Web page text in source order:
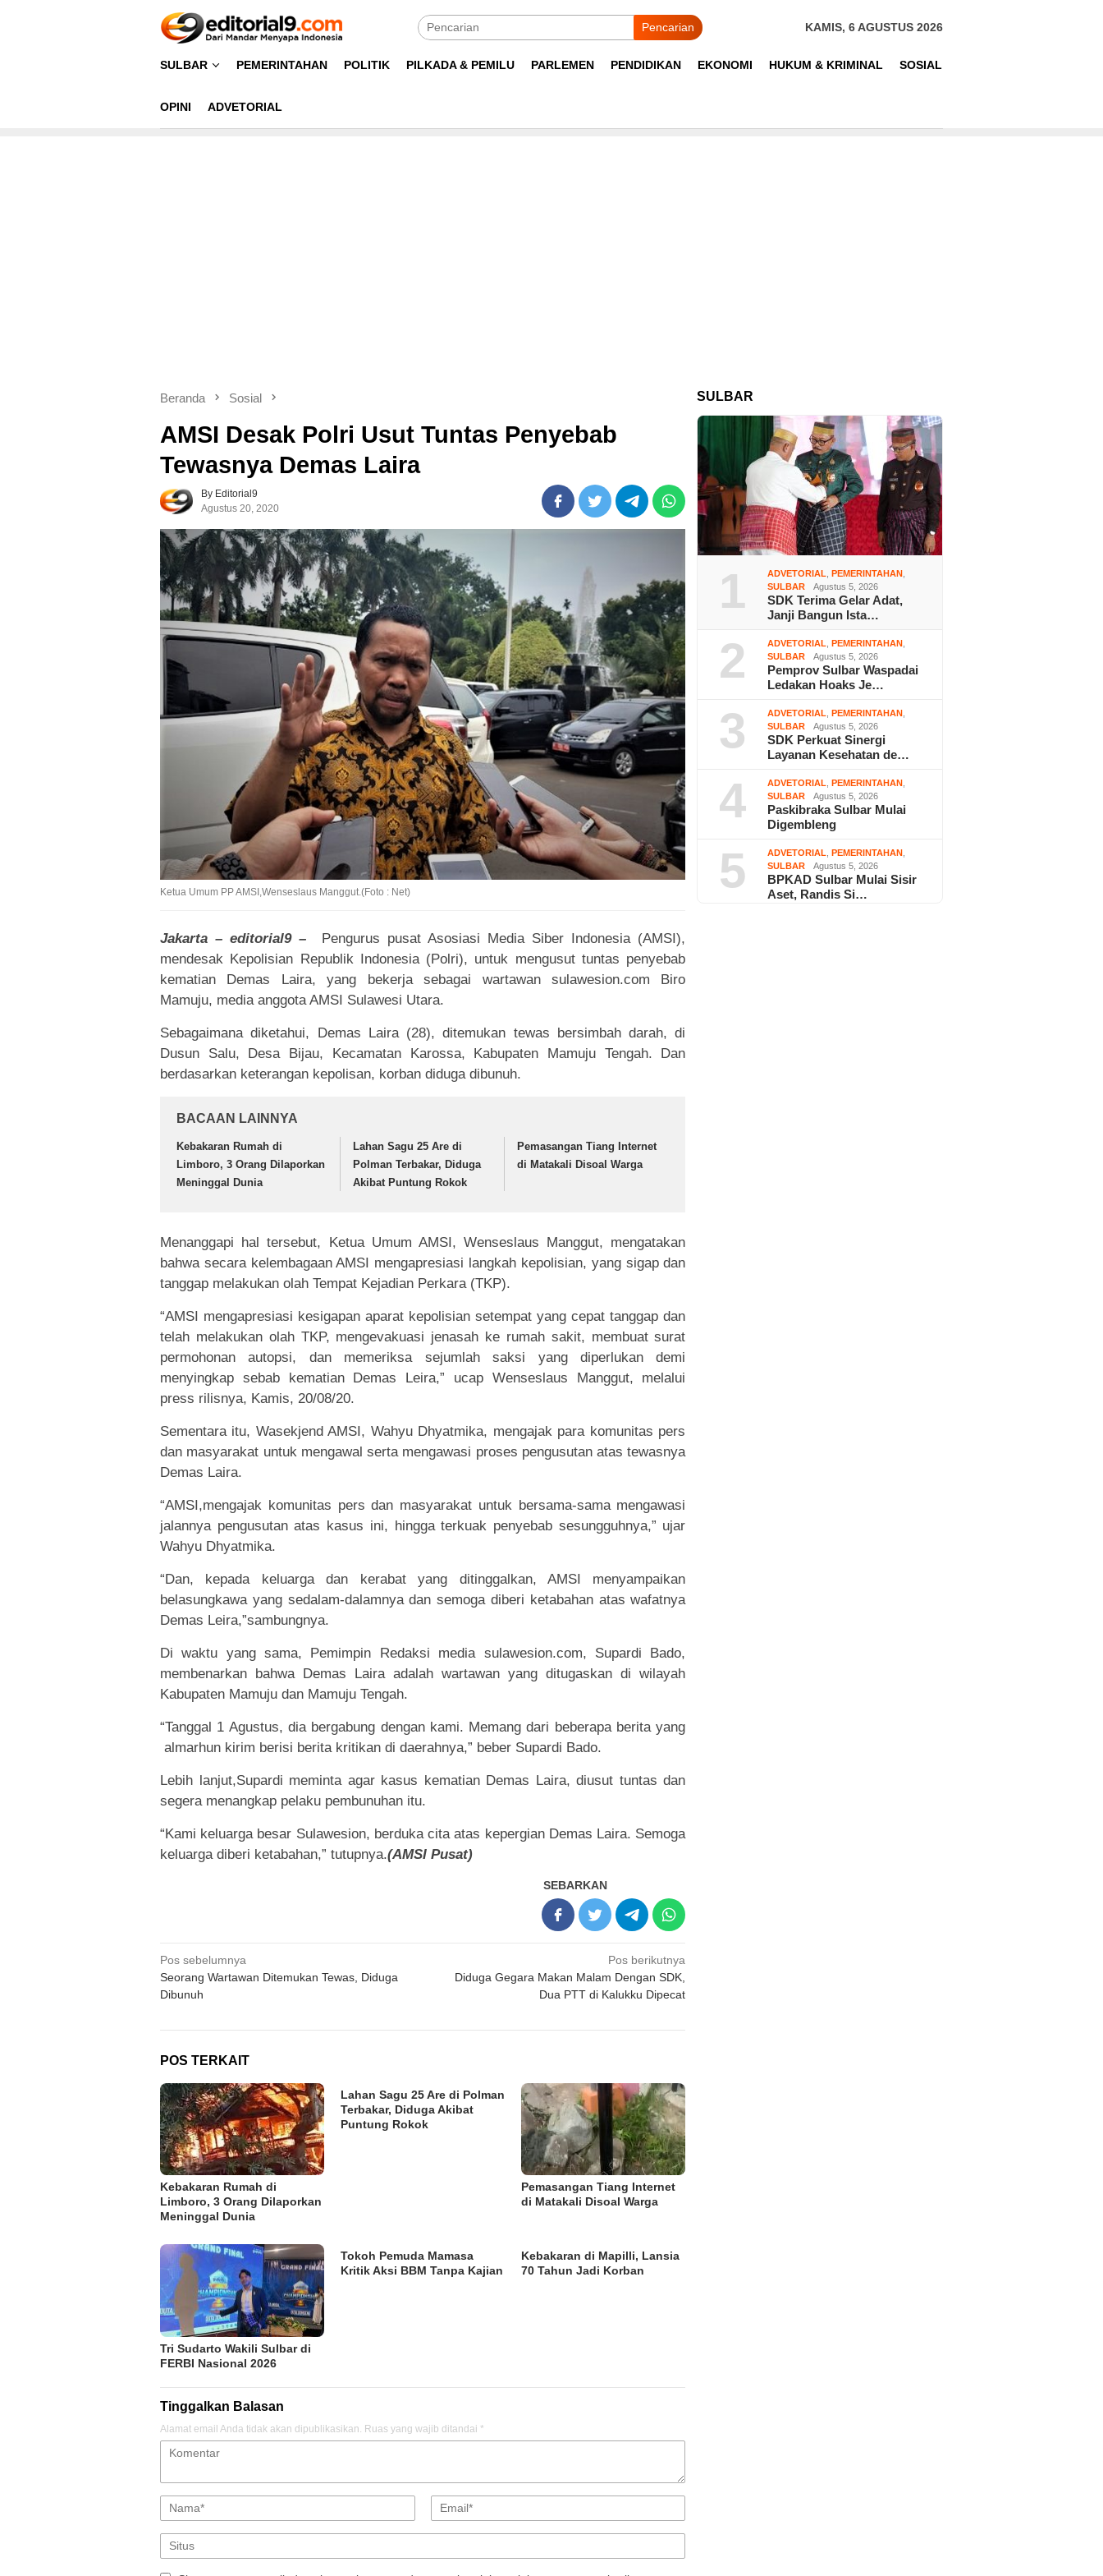
Pencarian KAMIS, 6 AGUSTUS 2026
SULBAR PEMERINTAHAN POLITIK PILKADA & PEMILU PARLEMEN PENDIDIKAN EKONOMI HUKUM & KRIMINAL SOSIAL
OPINI ADVETORIAL
Beranda Sosial
AMSI Desak Polri Usut Tuntas Penyebab
Tewasnya Demas Laira
By Editorial9
Agustus 20, 2020
Ketua Umum PP AMSI,Wenseslaus Manggut.(Foto : Net)
Jakarta – editorial9 – Pengurus pusat Asosiasi Media Siber Indonesia (AMSI),
mendesak Kepolisian Republik Indonesia (Polri), untuk mengusut tuntas penyebab
kematian Demas Laira, yang bekerja sebagai wartawan sulawesion.com Biro
Mamuju, media anggota AMSI Sulawesi Utara.
Sebagaimana diketahui, Demas Laira (28), ditemukan tewas bersimbah darah, di
Dusun Salu, Desa Bijau, Kecamatan Karossa, Kabupaten Mamuju Tengah. Dan
berdasarkan keterangan kepolisan, korban diduga dibunuh.
BACAAN LAINNYA
Kebakaran Rumah di
Limboro, 3 Orang Dilaporkan
Meninggal Dunia
Lahan Sagu 25 Are di
Polman Terbakar, Diduga
Akibat Puntung Rokok
Pemasangan Tiang Internet
di Matakali Disoal Warga
Menanggapi hal tersebut, Ketua Umum AMSI, Wenseslaus Manggut, mengatakan
bahwa secara kelembagaan AMSI mengapresiasi langkah kepolisian, yang sigap dan
tanggap melakukan olah Tempat Kejadian Perkara (TKP).
“AMSI mengapresiasi kesigapan aparat kepolisian setempat yang cepat tanggap dan
telah melakukan olah TKP, mengevakuasi jenasah ke rumah sakit, membuat surat
permohonan autopsi, dan memeriksa sejumlah saksi yang diperlukan demi
menyingkap sebab kematian Demas Leira,” ucap Wenseslaus Manggut, melalui
press rilisnya, Kamis, 20/08/20.
Sementara itu, Wasekjend AMSI, Wahyu Dhyatmika, mengajak para komunitas pers
dan masyarakat untuk mengawal serta mengawasi proses pengusutan atas tewasnya
Demas Laira.
“AMSI,mengajak komunitas pers dan masyarakat untuk bersama-sama mengawasi
jalannya pengusutan atas kasus ini, hingga terkuak penyebab sesungguhnya,” ujar
Wahyu Dhyatmika.
“Dan, kepada keluarga dan kerabat yang ditinggalkan, AMSI menyampaikan
belasungkawa yang sedalam-dalamnya dan semoga diberi ketabahan atas wafatnya
Demas Leira,”sambungnya.
Di waktu yang sama, Pemimpin Redaksi media sulawesion.com, Supardi Bado,
membenarkan bahwa Demas Laira adalah wartawan yang ditugaskan di wilayah
Kabupaten Mamuju dan Mamuju Tengah.
“Tanggal 1 Agustus, dia bergabung dengan kami. Memang dari beberapa berita yang
almarhun kirim berisi berita kritikan di daerahnya,” beber Supardi Bado.
Lebih lanjut,Supardi meminta agar kasus kematian Demas Laira, diusut tuntas dan
segera menangkap pelaku pembunuhan itu.
“Kami keluarga besar Sulawesion, berduka cita atas kepergian Demas Laira. Semoga
keluarga diberi ketabahan,” tutupnya.(AMSI Pusat)
SEBARKAN
Navigasi
pos
Pos sebelumnya
Seorang Wartawan Ditemukan Tewas, Diduga
Dibunuh
Pos berikutnya
Diduga Gegara Makan Malam Dengan SDK,
Dua PTT di Kalukku Dipecat
POS TERKAIT
Kebakaran Rumah di
Limboro, 3 Orang Dilaporkan
Meninggal Dunia
Lahan Sagu 25 Are di Polman
Terbakar, Diduga Akibat
Puntung Rokok
Pemasangan Tiang Internet
di Matakali Disoal Warga
Tri Sudarto Wakili Sulbar di
FERBI Nasional 2026
Tokoh Pemuda Mamasa
Kritik Aksi BBM Tanpa Kajian
Kebakaran di Mapilli, Lansia
70 Tahun Jadi Korban
Tinggalkan Balasan
Alamat email Anda tidak akan dipublikasikan. Ruas yang wajib ditandai *
SULBAR
1 ADVETORIAL ,PEMERINTAHAN
SULBAR
Agustus 5, 2026
SDK Terima Gelar Adat,
Janji Bangun Ista…
2 ADVETORIAL ,PEMERINTAHAN
SULBAR
Agustus 5, 2026
Pemprov Sulbar Waspadai
Ledakan Hoaks Je…
3 ADVETORIAL ,PEMERINTAHAN
SULBAR
Agustus 5, 2026
SDK Perkuat Sinergi
Layanan Kesehatan de…
4 ADVETORIAL ,PEMERINTAHAN
SULBAR
Agustus 5, 2026
Paskibraka Sulbar Mulai
Digembleng
5 ADVETORIAL ,PEMERINTAHAN
SULBAR
Agustus 5, 2026
BPKAD Sulbar Mulai Sisir
Aset, Randis Si…